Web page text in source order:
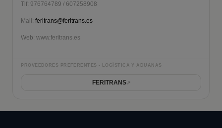
Tlf: 976764789 / 607258908
Mail:feritrans@feritrans.es
Web: www.feritrans.es
PROVEEDORES PREFERENTES - LOGÍSTICA Y ADUANAS
FERITRANS